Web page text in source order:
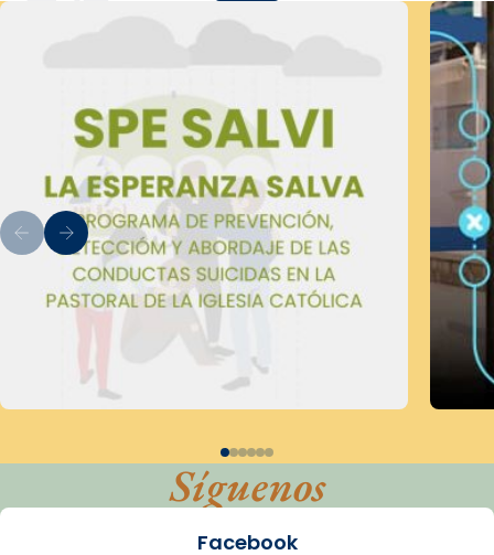
Síguenos
Facebook